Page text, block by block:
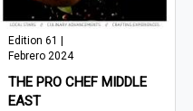
Edition 61 |
Febrero 2024
THE PRO CHEF MIDDLE
EAST